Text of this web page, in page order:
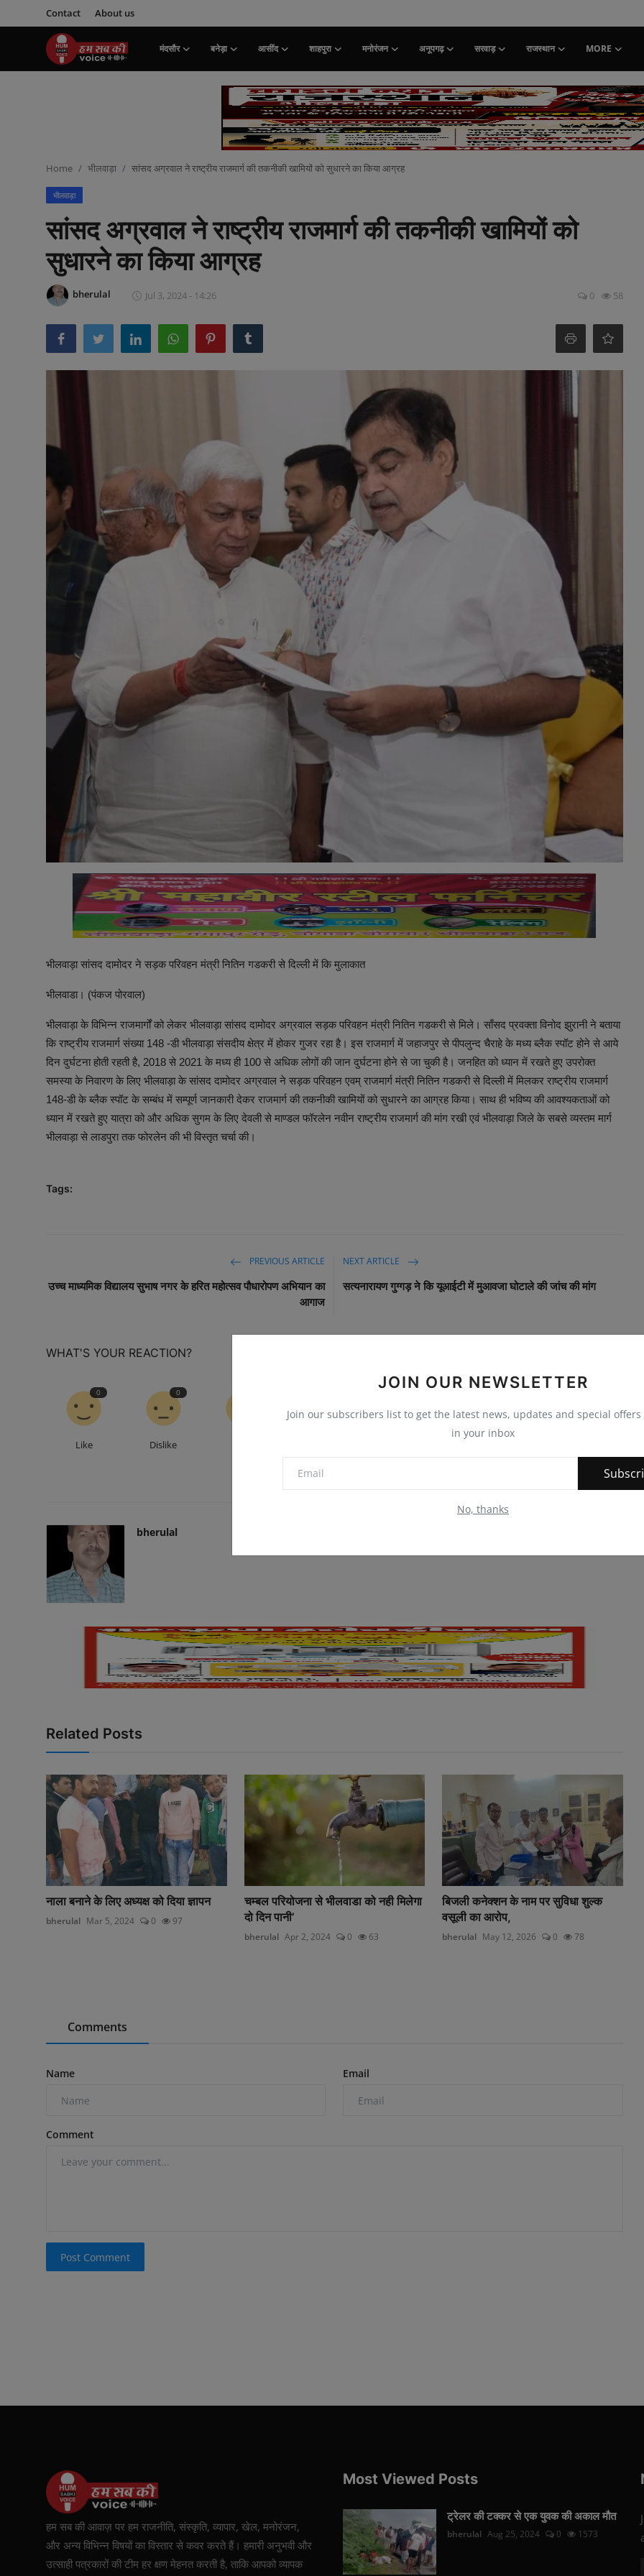
Contact About us
मंदसौर बनेड़ा आसींद शाहपुरा मनोरंजन अनूपगढ़ सरवाड़ राजस्थान MORE
JOIN OUR NEWSLETTER
Join our subscribers list to get the latest news, updates and special
in your inbox
No, thanks
Home भीलवाड़ा सांसद अग्रवाल ने राष्ट्रीय राजमार्ग की तकनीकी खामियों को सुधारने का किया आग्रह
भीलवाड़ा
सांसद अग्रवाल ने राष्ट्रीय राजमार्ग की तकनीकी खामियों को
सुधारने का किया आग्रह
bherulal Jul 3, 2024 - 14:26 0 58
भीलवाड़ा सांसद दामोदर ने सड़क परिवहन मंत्री नितिन गडकरी से दिल्ली में कि मुलाकात
भीलवाडा। (पंकज पोरवाल)
भीलवाड़ा के विभिन्न राजमार्गों को लेकर भीलवाड़ा सांसद दामोदर अग्रवाल सड़क परिवहन मंत्री नितिन गडकरी से मिले। साँसद प्रवक्ता विनोद झुरानी ने बताया
कि राष्ट्रीय राजमार्ग संख्या 148 -डी भीलवाड़ा संसदीय क्षेत्र में होकर गुजर रहा है। इस राजमार्ग में जहाजपुर से पीपलुन्द चैराहे के मध्य ब्लैक स्पॉट होने से आये
दिन दुर्घटना होती रहती है, 2018 से 2021 के मध्य ही 100 से अधिक लोगों की जान दुर्घटना होने से जा चुकी है। जनहित को ध्यान में रखते हुए उपरोक्त
समस्या के निवारण के लिए भीलवाड़ा के सांसद दामोदर अग्रवाल ने सड़क परिवहन एवम् राजमार्ग मंत्री नितिन गडकरी से दिल्ली में मिलकर राष्ट्रीय राजमार्ग
148-डी के ब्लैक स्पॉट के सम्बंध में सम्पूर्ण जानकारी देकर राजमार्ग की तकनीकी खामियों को सुधारने का आग्रह किया। साथ ही भविष्य की आवश्यकताओं को
ध्यान में रखते हुए यात्रा को और अधिक सुगम के लिए देवली से माण्डल फॉरलेन नवीन राष्ट्रीय राजमार्ग की मांग रखी एवं भीलवाड़ा जिले के सबसे व्यस्तम मार्ग
भीलवाड़ा से लाडपुरा तक फोरलेन की भी विस्तृत चर्चा की।
Tags:
PREVIOUS ARTICLE
उच्च माध्यमिक विद्यालय सुभाष नगर के हरित महोत्सव पौधारोपण अभियान का
आगाज
NEXT ARTICLE
सत्यनारायण गुग्गड़ ने कि यूआईटी में मुआवजा घोटाले की जांच की मांग
WHAT'S YOUR REACTION?
0
Like
0
Dislike
bherulal
Related Posts
नाला बनाने के लिए अध्यक्ष को दिया ज्ञापन
bherulal Mar 5, 2024 0 97
चम्बल परियोजना से भीलवाडा को नही मिलेगा
दो दिन पानी’
bherulal Apr 2, 2024 0 63
बिजली कनेक्शन के नाम पर सुविधा शुल्क
वसूली का आरोप,
bherulal May 12, 2026 0 78
Comments
Name Email
Comment
Post Comment
हम सब की आवाज़ पर हम राजनीति, संस्कृति, व्यापार, खेल, मनोरंजन,
और अन्य विभिन्न विषयों का विस्तार से कवर करते हैं। हमारी अनुभवी और
उत्साही पत्रकारों की टीम हर क्षण मेहनत करती है, ताकि आपको व्यापक
Most Viewed Posts
ट्रेलर की टक्कर से एक युवक की अकाल मौत
bherulal Aug 25, 2024 0 1573